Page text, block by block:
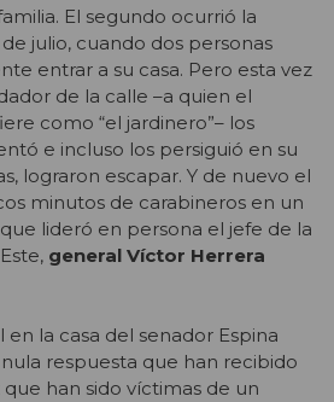
El segundo ocurrió la
julio, cuando dos personas
entrar a su casa. Pero esta vez
de la calle –a quien el
como “el jardinero”– los
e incluso los persiguió en su
lograron escapar. Y de nuevo el
minutos de carabineros en un
lideró en persona el jefe de la
general Víctor Herrera
la casa del senador Espina
respuesta que han recibido
que han sido víctimas de un